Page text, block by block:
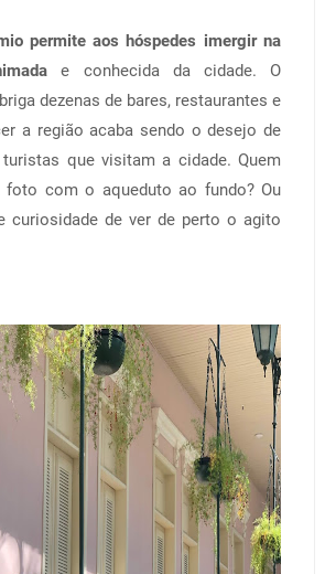
permite aos hóspedes imergir na
e conhecida da cidade. O
dezenas de bares, restaurantes e
a região acaba sendo o desejo de
que visitam a cidade. Quem
foto com o aqueduto ao fundo? Ou
curiosidade de ver de perto o agito